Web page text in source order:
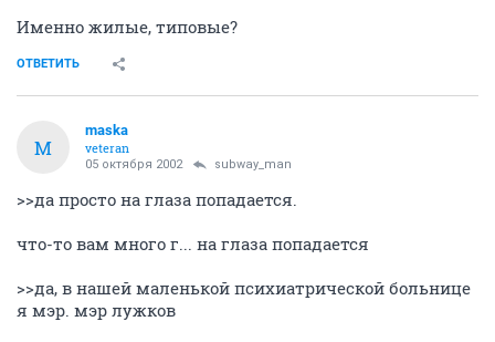
Именно жилые, типовые?
ОТВЕТИТЬ
M
maska
veteran
05 октября 2002 subway_man
>>да просто на глаза попадается.
что-то вам много г... на глаза попадается
>>да, в нашей маленькой психиатрической больнице
я мэр. мэр лужков